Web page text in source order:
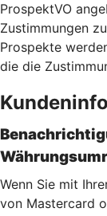
ProspektVO
Zustimmungen
Prospekte
die die
Wenn Sie mit
von Mastercard